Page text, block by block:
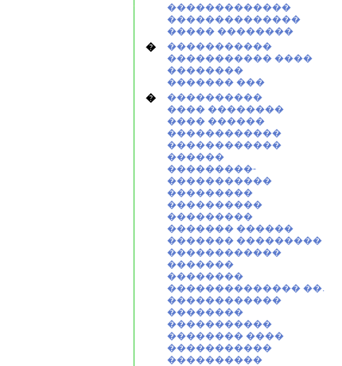
�������������
��������������
����� ��������
�
�����������
����������� ����
��������
������� ���
�
����������
���� ��������
���� ������
������������
������������
������
���������-
�����������
���������
����������
���������
������� ������
������� ���������
������������
�������
��������
�������������� ��.
������������
��������
�����������
�������� ����
�����������
����������